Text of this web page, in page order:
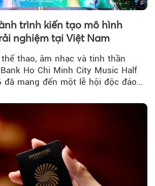
trình kiến tạo mô hình
nghiệm tại Việt Nam
thao, âm nhạc và tinh thần
Ho Chi Minh City Music Half
đã mang đến một lễ hội độc đáo